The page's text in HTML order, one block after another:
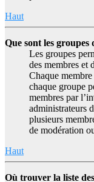
Haut
Que sont les groupes
Les groupes
des membres et
Chaque
chaque groupe
membres par
administrateurs
plusieurs
de modération
Haut
Où trouver la liste